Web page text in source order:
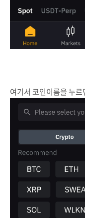
여기서 코인이름을 누